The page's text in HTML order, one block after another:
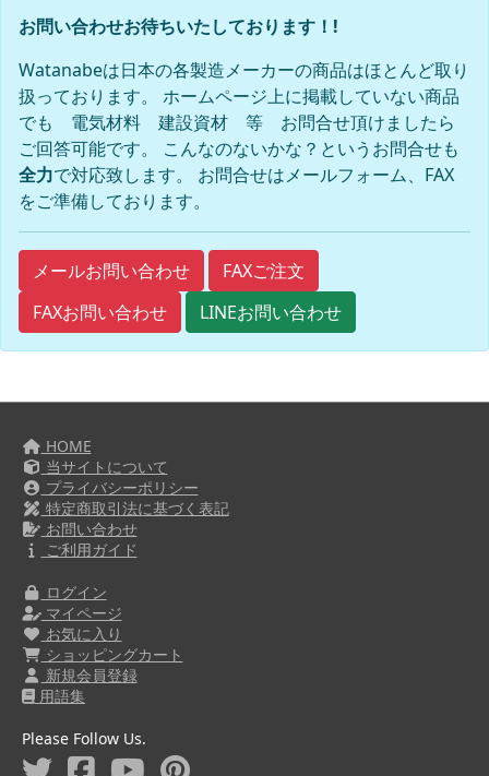
お問い合わせお待ちいたしております！!
Watanabeは日本の各製造メーカーの商品はほとんど取り
扱っております。 ホームページ上に掲載していない商品
でも 電気材料 建設資材 等 お問合せ頂けましたら
ご回答可能です。 こんなのないかな？というお問合せも
全力で対応致します。 お問合せはメールフォーム、FAX
をご準備しております。
メールお問い合わせ
FAXご注文
FAXお問い合わせ
LINEお問い合わせ
HOME
当サイトについて
プライバシーポリシー
特定商取引法に基づく表記
お問い合わせ
ご利用ガイド
ログイン
マイページ
お気に入り
ショッピングカート
新規会員登録
用語集
Please Follow Us.